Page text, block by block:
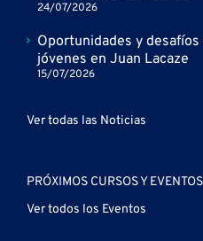
24/07/2026
Oportunidades y
jóvenes en Juan Lacaze
15/07/2026
Ver todas las Noticias
PRÓXIMOS CURSOS Y EVENTOS
Ver todos los Eventos